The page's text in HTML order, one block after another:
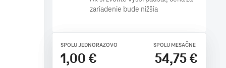
zariadenie bude nižšia
SPOLU JEDNORAZOVO
1,00 €
SPOLU MESAČNE
54,75 €